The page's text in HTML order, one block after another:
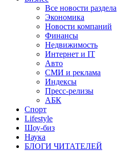
Все новости раздела
Экономика
Новости компаний
Финансы
Недвижимость
Интернет и IT
Авто
СМИ и реклама
Индексы
Пресс-релизы
АБК
Спорт
Lifestyle
Шоу-биз
Наука
БЛОГИ ЧИТАТЕЛЕЙ